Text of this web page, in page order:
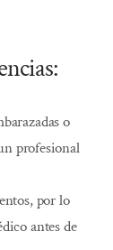
o
profesional
por lo
antes de